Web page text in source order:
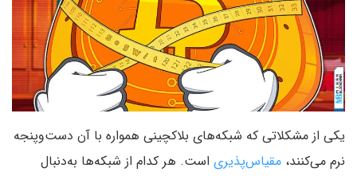
یکی از مشکلاتی که شبکه‌های بلاکچینی همواره با آن دست‌وپنجه
نرم می‌کنند، مقیاس‌پذیری است. هر کدام از شبکه‌ها به‌دنبال